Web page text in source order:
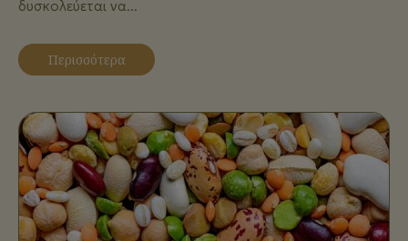
δυσκολεύεται να...
Περισσότερα